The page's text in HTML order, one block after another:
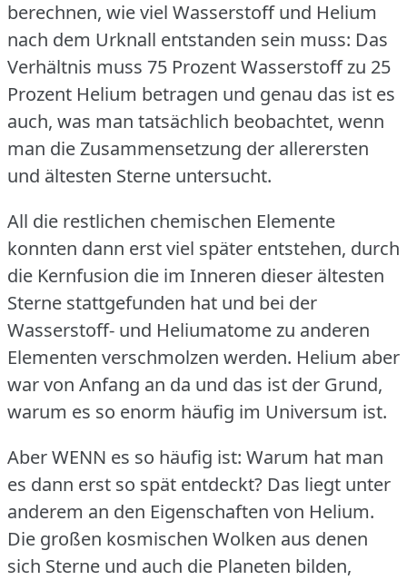
berechnen, wie viel Wasserstoff und Helium
nach dem Urknall entstanden sein muss: Das
Verhältnis muss 75 Prozent Wasserstoff zu 25
Prozent Helium betragen und genau das ist es
auch, was man tatsächlich beobachtet, wenn
man die Zusammensetzung der allerersten
und ältesten Sterne untersucht.
All die restlichen chemischen Elemente
konnten dann erst viel später entstehen, durch
die Kernfusion die im Inneren dieser ältesten
Sterne stattgefunden hat und bei der
Wasserstoff- und Heliumatome zu anderen
Elementen verschmolzen werden. Helium aber
war von Anfang an da und das ist der Grund,
warum es so enorm häufig im Universum ist.
Aber WENN es so häufig ist: Warum hat man
es dann erst so spät entdeckt? Das liegt unter
anderem an den Eigenschaften von Helium.
Die großen kosmischen Wolken aus denen
sich Sterne und auch die Planeten bilden,